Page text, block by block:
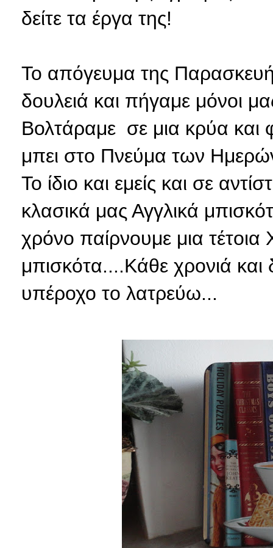
δείτε τα έργα της!
Το απόγευμα της
δουλειά και πήγαμε μόνοι
Βολτάραμε σε μια κρύα και
μπει στο Πνεύμα των
Το ίδιο και εμείς και σε
κλασικά μας Αγγλικά
χρόνο παίρνουμε μια τέτοια
μπισκότα....Κάθε χρονιά και
υπέροχο το λατρεύω...